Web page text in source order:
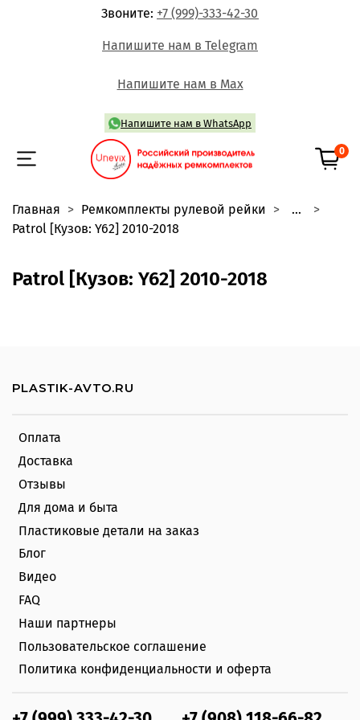
Звоните: +7 (999)-333-42-30
Напишите нам в Telegram
Напишите нам в Max
Напишите нам в WhatsApp
0
Главная Ремкомплекты рулевой рейки
...
Patrol [Кузов: Y62] 2010-2018
Patrol [Кузов: Y62] 2010-2018
Оплата
Доставка
Отзывы
Для дома и быта
Пластиковые детали на заказ
Блог
Видео
FAQ
Наши партнеры
Пользовательское соглашение
Политика конфиденциальности и оферта
PLASTIK-AVTO.RU